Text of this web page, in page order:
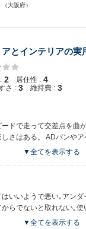
大阪府）
とインテリアの実
2 居住性 : 4
さ : 3 維持費 : 3
ドで走って交差点を曲
さはある。 ADバンやア
で、ただ単に統合→名前
て楽｡ ラゲッジアンダ
▼全てを表示する
いいようで悪い｡アン
らでないと取れない｡使
ないような気がする｡ギ
▼全てを表示する